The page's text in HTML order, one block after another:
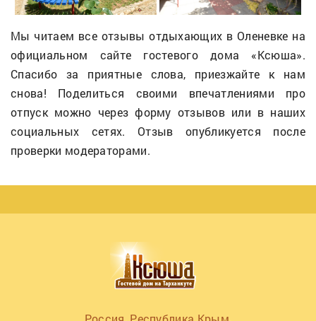
Мы читаем все отзывы отдыхающих в Оленевке на
официальном сайте гостевого дома «Ксюша».
Спасибо за приятные слова, приезжайте к нам
снова! Поделиться своими впечатлениями про
отпуск можно через форму отзывов или в наших
социальных сетях. Отзыв опубликуется после
проверки модераторами.